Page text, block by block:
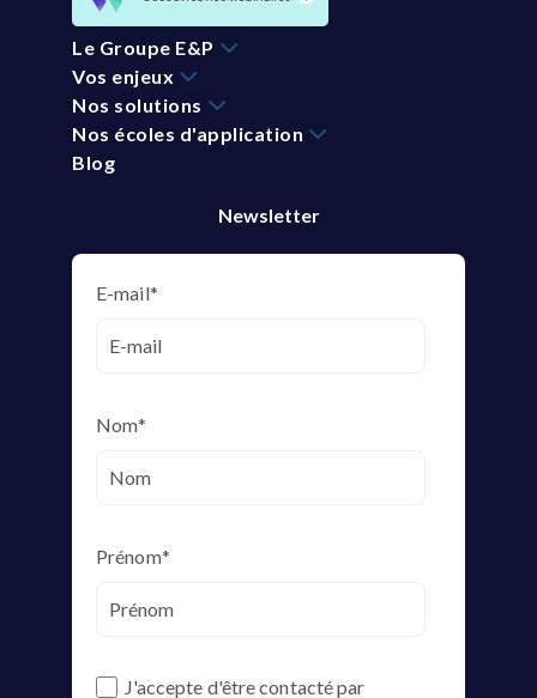
Le Groupe E&P
Vos enjeux
Nos solutions
Nos écoles d'application
Blog
Newsletter
E-mail*
Nom*
Prénom*
J'accepte d'être contacté par